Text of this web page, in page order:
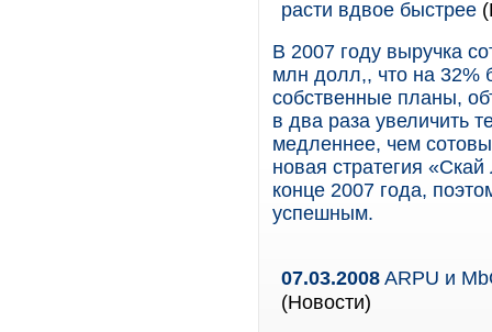
расти вдвое быстрее
В 2007 году выручка
млн долл,, что на 32%
собственные планы,
в два раза увеличить
медленнее, чем
новая стратегия
конце 2007 года,
успешным.
07.03.2008ARPU и
(Новости)